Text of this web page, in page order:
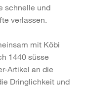
schnelle und
verlassen.
mit Köbi
1440 süsse
Artikel an die
Dringlichkeit und